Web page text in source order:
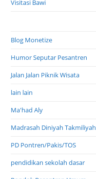
Visitasi Bawi
Blog Monetize
Humor Seputar Pesantren
Jalan Jalan Piknik Wisata
lain lain
Ma'had Aly
Madrasah Diniyah Takmiliyah
PD Pontren/Pakis/TOS
pendidikan sekolah dasar